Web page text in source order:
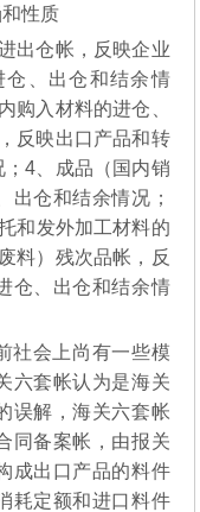
性质
出仓帐，反映企业
、出仓和结余情
购入材料的进仓、
反映出口产品和转
4、成品（国内销
出仓和结余情况；
和发外加工材料的
料）残次品帐，反
仓、出仓和结余情
社会上尚有一些模
六套帐认为是海关
误解，海关六套帐
同备案帐，由报关
成出口产品的料件
耗定额和进口料件